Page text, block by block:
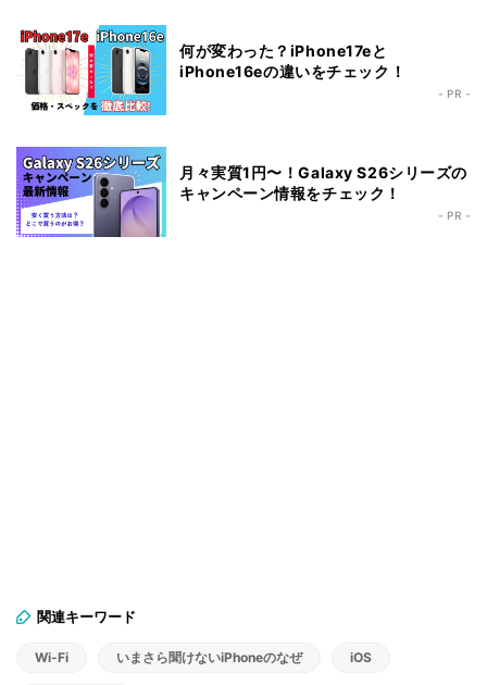
何が変わった？iPhone17eと
iPhone16eの違いをチェック！
- PR -
月々実質1円〜！Galaxy S26シリーズの
キャンペーン情報をチェック！
- PR -
関連キーワード
Wi-Fi いまさら聞けないiPhoneのなぜ iOS